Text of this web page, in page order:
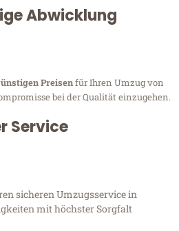
Abwicklung
Preisenfür Ihren Umzug von
bei der Qualität einzugehen.
Service
sicheren Umzugsservice in
mit höchster Sorgfalt